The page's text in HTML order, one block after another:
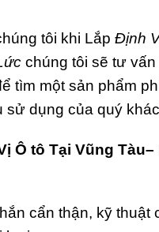
tôi khi Lắp Định
chúng tôi sẽ tư vấn
tìm một sản phẩm
sử dụng của quý
Ô tô Tại Vũng Tàu–
cẩn thận, kỹ thuật